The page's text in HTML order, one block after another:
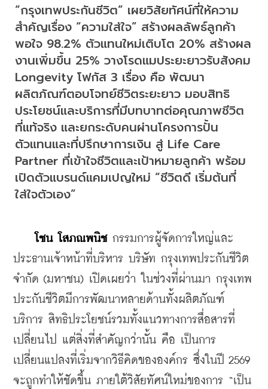
“กรุงเทพประกันชีวิต” เผยวิสัยทัศน์ที่ให้ความ
สำคัญเรื่อง “ความใส่ใจ” สร้างผลลัพธ์ลูกค้า
พอใจ 98.2% ตัวแทนใหม่เติบโต 20% สร้างผล
งานเพิ่มขึ้น 25% วางโรดแมประยะยาวรับสังคม
Longevity โฟกัส 3 เรื่อง คือ พัฒนา
ผลิตภัณฑ์ตอบโจทย์ชีวิตระยะยาว มอบสิทธิ
ประโยชน์และบริการที่มีบทบาทต่อคุณภาพชีวิต
ที่แท้จริง และยกระดับคนผ่านโครงการปั้น
ตัวแทนและที่ปรึกษาการเงิน สู่ Life Care
Partner ที่เข้าใจชีวิตและเป้าหมายลูกค้า พร้อม
เปิดตัวแบรนด์แคมเปญใหม่ “ชีวิตดี เริ่มต้นที่
ใส่ใจตัวเอง”
โชน โสภณพนิช กรรมการผู้จัดการใหญ่และ
ประธานเจ้าหน้าที่บริหาร บริษัท กรุงเทพประกันชีวิต
จำกัด (มหาชน) เปิดเผยว่า ในช่วงที่ผ่านมา กรุงเทพ
ประกันชีวิตมีการพัฒนาหลายด้านทั้งผลิตภัณฑ์
บริการ สิทธิประโยชน์รวมทั้งแนวทางการสื่อสารที่
เปลี่ยนไป แต่สิ่งที่สำคัญกว่านั้น คือ เป็นการ
เปลี่ยนแปลงที่เริ่มจากวิธีคิดขององค์กร ซึ่งในปี 2569
จะถูกทำให้ชัดขึ้น ภายใต้วิสัยทัศน์ใหม่ของการ “เป็น